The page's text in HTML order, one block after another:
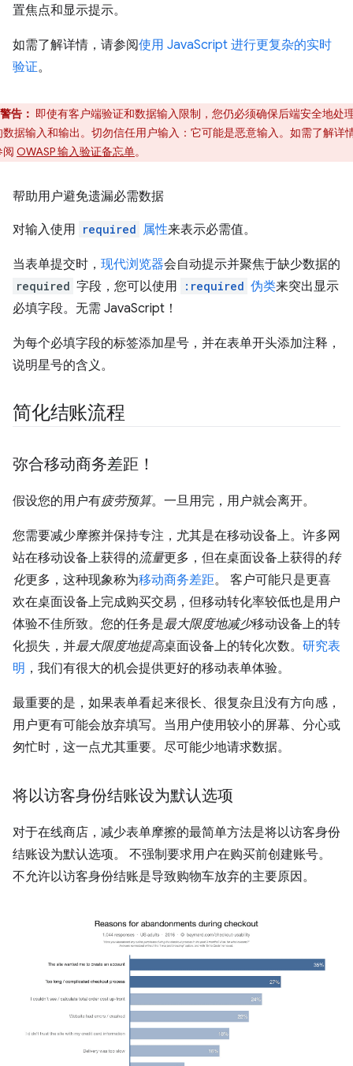
置焦点和显示提示。
如需了解详情，请参阅使用 JavaScript 进行更复杂的实时
验证。
警告： 即使有客户端验证和数据输入限制，您仍必须确保后端安全地处
数据输入和输出。切勿信任用户输入：它可能是恶意输入。如需了解详
阅 OWASP 输入验证备忘单。
帮助用户避免遗漏必需数据
对输入使用 required 属性来表示必需值。
当表单提交时， 现代浏览器会自动提示并聚焦于缺少数据的
required 字段，您可以使用 :required 伪类来突出显示
必填字段。无需 JavaScript！
为每个必填字段的标签添加星号，并在表单开头添加注释，
说明星号的含义。
简化结账流程
弥合移动商务差距！
假设您的用户有疲劳预算。一旦用完，用户就会离开。
您需要减少摩擦并保持专注，尤其是在移动设备上。许多网
站在移动设备上获得的流量更多，但在桌面设备上获得的转
化更多，这种现象称为移动商务差距。 客户可能只是更喜
欢在桌面设备上完成购买交易，但移动转化率较低也是用户
体验不佳所致。您的任务是最大限度地减少移动设备上的转
化损失，并最大限度地提高桌面设备上的转化次数。 研究表
明 ，我们有很大的机会提供更好的移动表单体验。
最重要的是，如果表单看起来很长、很复杂且没有方向感，
用户更有可能会放弃填写。当用户使用较小的屏幕、分心或
匆忙时，这一点尤其重要。尽可能少地请求数据。
将以访客身份结账设为默认选项
对于在线商店，减少表单摩擦的最简单方法是将以访客身份
结账设为默认选项。 不强制要求用户在购买前创建账号。
不允许以访客身份结账是导致购物车放弃的主要原因。